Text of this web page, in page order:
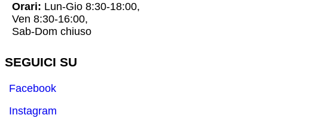
Orari: Lun-Gio 8:30-18:00,
Ven 8:30-16:00,
Sab-Dom chiuso
SEGUICI SU
Facebook
Instagram